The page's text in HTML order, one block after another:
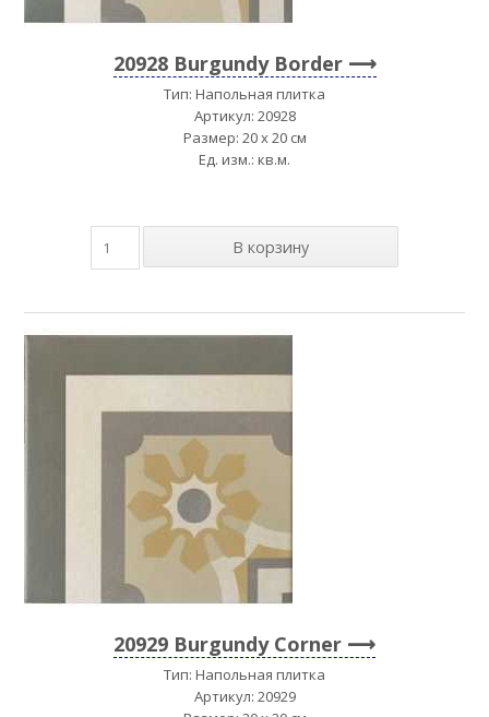
20928 Burgundy Border
Тип: Напольная плитка
Артикул: 20928
Размер: 20 x 20 см
Ед. изм.: кв.м.
20929 Burgundy Corner
Тип: Напольная плитка
Артикул: 20929